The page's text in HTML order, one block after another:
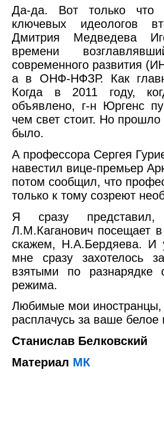
Да-да. Вот только что
ключевых идеологов
Дмитрия Медведева
времени
современного развития
а в ОНФ-НФЗР. Как
Когда в 2011 году,
объявлено, г-н Юргенс
чем свет стоит. Но
было.
А профессора Сергея
навестил вице-премьер
потом сообщил, что
только к тому созреют
Я сразу
Л.М.Каганович посещает
скажем, Н.А.Бердяева. И
мне сразу захотелось
взятыми по разнарядке
режима.
Любимые мои иностранцы,
расплачусь за ваше белое
Станислав Белковский
Материал МК